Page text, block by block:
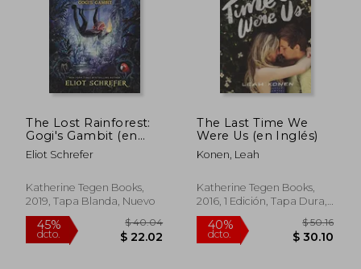
40%
dcto.
40%
dcto.
The Lost Rainforest:
Gogi's Gambit (en
Inglés)
Eliot Schrefer
Katherine Tegen Books,
2019, Tapa Blanda, Nuevo
The Last Time We
Were Us (en Inglés)
Konen, Leah
Katherine Tegen Books,
2016, 1 Edición, Tapa Dura,
Nuevo